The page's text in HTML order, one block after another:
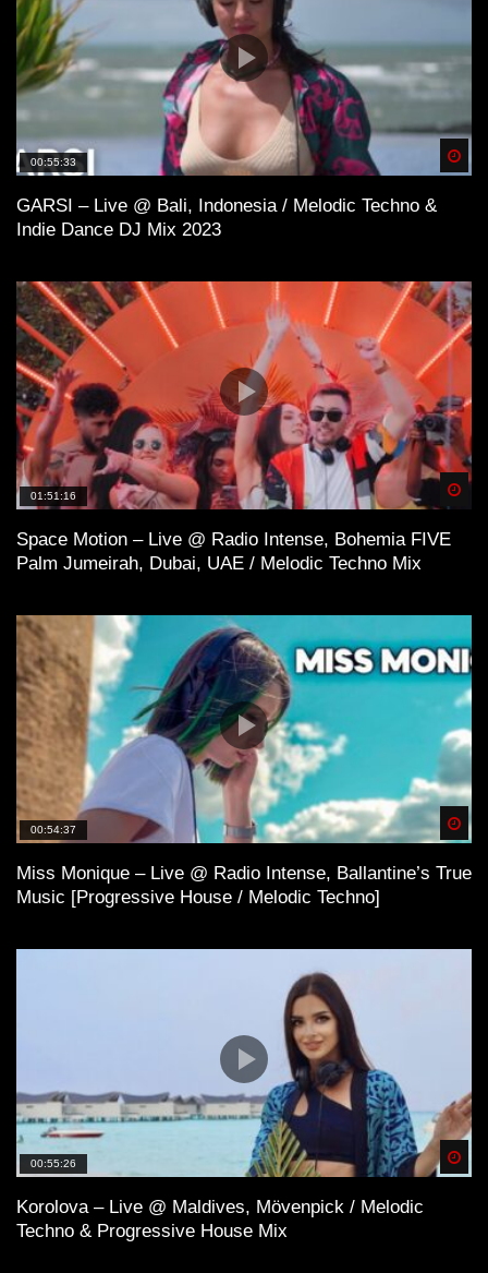
00:55:33
GARSI – Live @ Bali, Indonesia / Melodic Techno &
Indie Dance DJ Mix 2023
01:51:16
Space Motion – Live @ Radio Intense, Bohemia FIVE
Palm Jumeirah, Dubai, UAE / Melodic Techno Mix
00:54:37
Miss Monique – Live @ Radio Intense, Ballantine’s True
Music [Progressive House / Melodic Techno]
00:55:26
Korolova – Live @ Maldives, Mövenpick / Melodic
Techno & Progressive House Mix